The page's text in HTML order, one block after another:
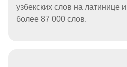
узбекских слов на латинице
более 87 000 слов.